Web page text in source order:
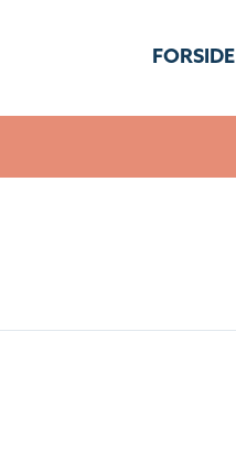
FORSIDE